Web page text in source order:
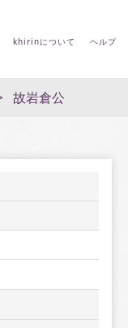
khirinについて ヘルプ
故岩倉公